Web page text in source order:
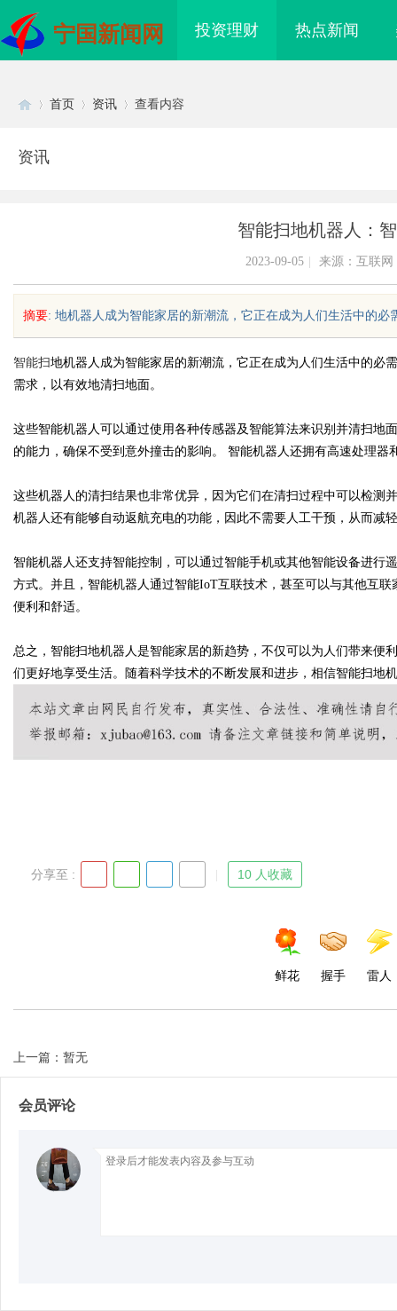
宁国新闻网 投资理财 热点新闻
sc
首页 资讯 查看内容
资讯
智能扫地机器人：
2023-09-05 来源：互联网
摘要: 地机器人成为智能家居的新潮流，它正在成为人们生活中的
智能扫地机器人成为智能家居的新潮流，它正在成为人们生活中的必
需求，以有效地清扫地面。
这些智能机器人可以通过使用各种传感器及智能算法来识别并清扫地
的能力，确保不受到意外撞击的影响。 智能机器人还拥有高速处理
这些机器人的清扫结果也非常优异，因为它们在清扫过程中可以检测
机器人还有能够自动返航充电的功能，因此不需要人工干预，从而减
智能机器人还支持智能控制，可以通过智能手机或其他智能设备进行
方式。并且，智能机器人通过智能IoT互联技术，甚至可以与其他互
便利和舒适。
总之，智能扫地机器人是智能家居的新趋势，不仅可以为人们带来便
们更好地享受生活。随着科学技术的不断发展和进步，相信智能扫地
分享至 : 10 人收藏
鲜花 握手 雷人
上一篇：暂无
会员评论
云发布全球首个分布
方案